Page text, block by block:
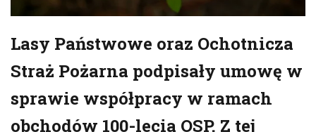
Lasy Państwowe oraz Ochotnicza
Straż Pożarna podpisały umowę w
sprawie współpracy w ramach
obchodów 100-lecia OSP. Z tej